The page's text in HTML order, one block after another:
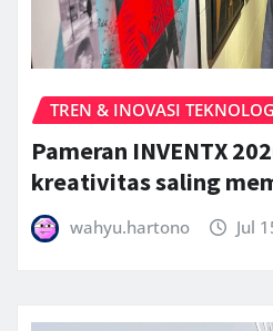
TREN & INOVASI
Pameran INVENTX
kreativitas saling
wahyu.hartono Jul